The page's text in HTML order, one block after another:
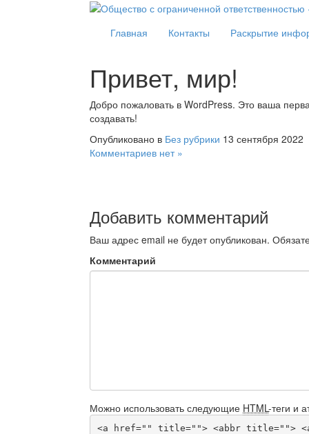
Главная Контакты Раскрытие
Привет, мир!
Добро пожаловать в WordPress. Это ваша
создавать!
Опубликовано в Без рубрики 13 сентября 2022
Комментариев нет »
Добавить комментарий
Ваш адрес email не будет опубликован.
Комментарий
Можно использовать следующие HTML-теги и
<a href="" title=""> <abbr title="">